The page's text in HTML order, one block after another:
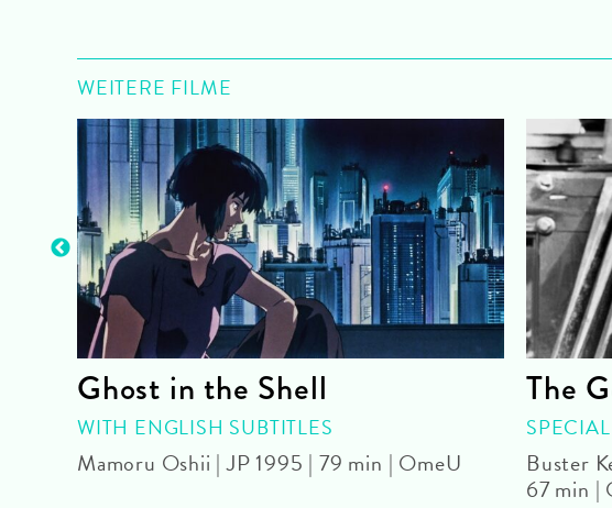
WEITERE FILME
Ghost in the Shell
WITH ENGLISH SUBTITLES
Mamoru Oshii | JP 1995 | 79 min | OmeU
The
Buster
67 min |